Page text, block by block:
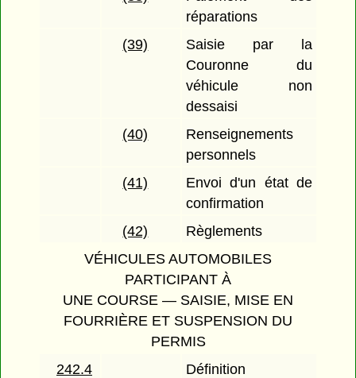
réparations
(39)
Saisie par la
Couronne du
véhicule non
dessaisi
(40)
Renseignements
personnels
(41)
Envoi d'un état de
confirmation
(42)
Règlements
VÉHICULES AUTOMOBILES
PARTICIPANT À
UNE COURSE — SAISIE, MISE EN
FOURRIÈRE ET SUSPENSION DU
PERMIS
242.4
Définition